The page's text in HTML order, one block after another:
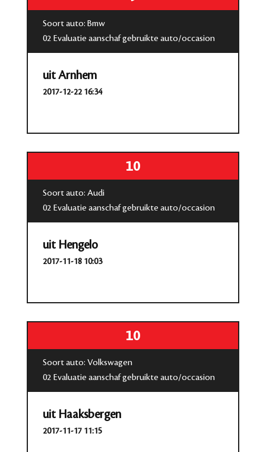
Soort auto: Bmw
02 Evaluatie aanschaf gebruikte auto/occasion
uit Arnhem
2017-12-22 16:34
10
Soort auto: Audi
02 Evaluatie aanschaf gebruikte auto/occasion
uit Hengelo
2017-11-18 10:03
10
Soort auto: Volkswagen
02 Evaluatie aanschaf gebruikte auto/occasion
uit Haaksbergen
2017-11-17 11:15